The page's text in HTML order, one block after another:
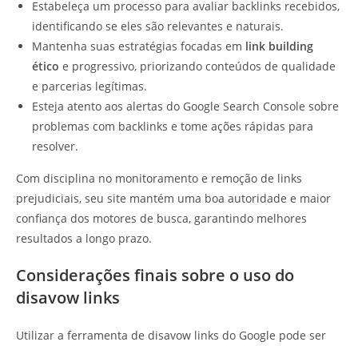
Estabeleça um processo para avaliar backlinks recebidos,
identificando se eles são relevantes e naturais.
Mantenha suas estratégias focadas em link building
ético e progressivo, priorizando conteúdos de qualidade
e parcerias legítimas.
Esteja atento aos alertas do Google Search Console sobre
problemas com backlinks e tome ações rápidas para
resolver.
Com disciplina no monitoramento e remoção de links
prejudiciais, seu site mantém uma boa autoridade e maior
confiança dos motores de busca, garantindo melhores
resultados a longo prazo.
Considerações finais sobre o uso do
disavow links
Utilizar a ferramenta de disavow links do Google pode ser